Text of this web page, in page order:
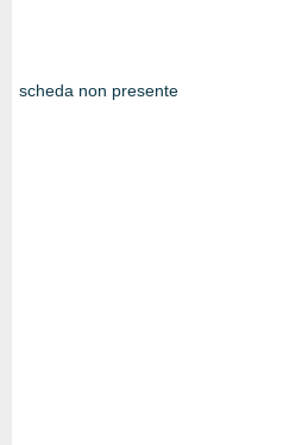
scheda non presente